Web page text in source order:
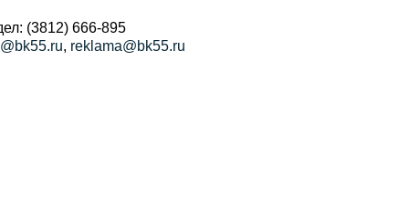
(3812) 666-895
, reklama@bk55.ru